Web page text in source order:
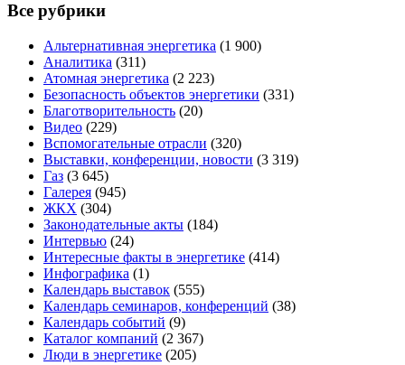
Все рубрики
Альтернативная энергетика (1 900)
Аналитика (311)
Атомная энергетика (2 223)
Безопасность объектов энергетики (331)
Благотворительность (20)
Видео (229)
Вспомогательные отрасли (320)
Выставки, конференции, новости (3 319)
Газ (3 645)
Галерея (945)
ЖКХ (304)
Законодательные акты (184)
Интервью (24)
Интересные факты в энергетике (414)
Инфографика (1)
Календарь выставок (555)
Календарь семинаров, конференций (38)
Календарь событий (9)
Каталог компаний (2 367)
Люди в энергетике (205)